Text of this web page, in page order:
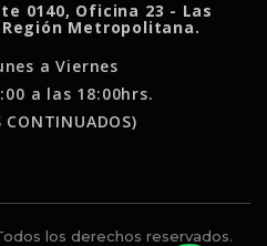
0140, Oficina 23 - Las
Metropolitana.
a Viernes
a las 18:00hrs.
los derechos reservados.